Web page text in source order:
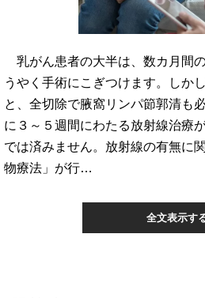
乳がん患者の大半は、数カ月間
うやく手術にこぎつけます。しか
と、全切除で腋窩リンパ節郭清も
に３～５週間にわたる放射線治療
では済みません。放射線の有無に
物療法」が行…
全文表示す